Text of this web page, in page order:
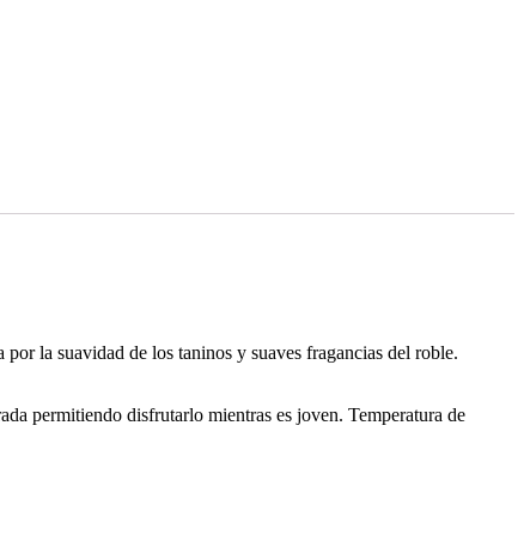
la suavidad de los taninos y suaves fragancias del roble.
permitiendo disfrutarlo mientras es joven. Temperatura de